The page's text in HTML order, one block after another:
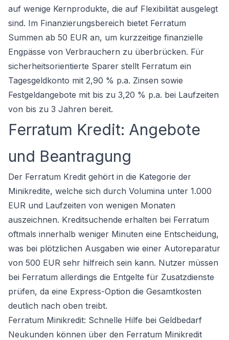
auf wenige Kernprodukte, die auf Flexibilität ausgelegt
sind. Im Finanzierungsbereich bietet Ferratum
Summen ab 50 EUR an, um kurzzeitige finanzielle
Engpässe von Verbrauchern zu überbrücken. Für
sicherheitsorientierte Sparer stellt Ferratum ein
Tagesgeldkonto mit 2,90 % p.a. Zinsen sowie
Festgeldangebote mit bis zu 3,20 % p.a. bei Laufzeiten
von bis zu 3 Jahren bereit.
Ferratum Kredit: Angebote
und Beantragung
Der Ferratum Kredit gehört in die Kategorie der
Minikredite, welche sich durch Volumina unter 1.000
EUR und Laufzeiten von wenigen Monaten
auszeichnen. Kreditsuchende erhalten bei Ferratum
oftmals innerhalb weniger Minuten eine Entscheidung,
was bei plötzlichen Ausgaben wie einer Autoreparatur
von 500 EUR sehr hilfreich sein kann. Nutzer müssen
bei Ferratum allerdings die Entgelte für Zusatzdienste
prüfen, da eine Express-Option die Gesamtkosten
deutlich nach oben treibt.
Ferratum Minikredit: Schnelle Hilfe bei Geldbedarf
Neukunden können über den Ferratum Minikredit